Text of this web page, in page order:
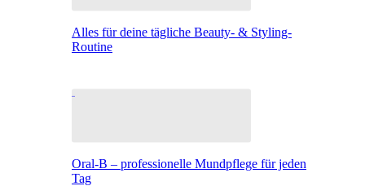
Alles für deine tägliche Beauty- & Styling-
Routine
Oral-B – professionelle Mundpflege für jeden
Tag